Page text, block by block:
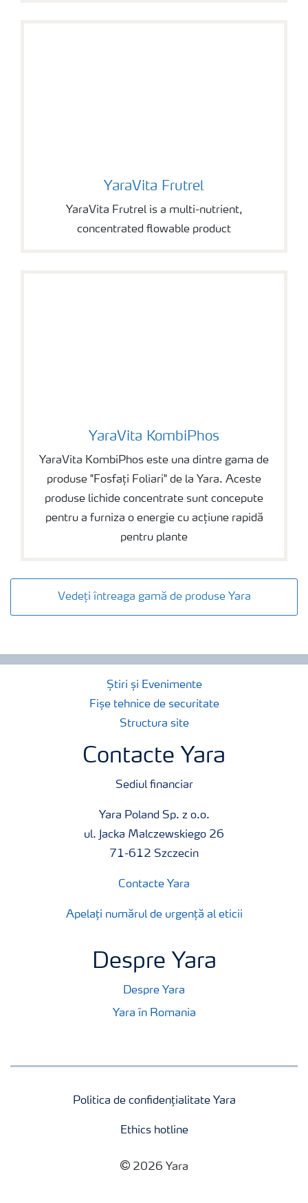
YaraVita Frutrel
YaraVita Frutrel
YaraVita Frutrel is a multi-nutrient,
concentrated flowable product
YaraVita KombiPhos
YaraVita KombiPhos
YaraVita KombiPhos este una dintre gama de
produse "Fosfați Foliari" de la Yara. Aceste
produse lichide concentrate sunt concepute
pentru a furniza o energie cu acțiune rapidă
pentru plante
Vedeți întreaga gamă de produse Yara
Știri și Evenimente
Fișe tehnice de securitate
Structura site
Contacte Yara
Sediul financiar
Yara Poland Sp. z o.o.
ul. Jacka Malczewskiego 26
71-612 Szczecin
Contacte Yara
Apelați numărul de urgență al eticii
Despre Yara
Despre Yara
Yara în Romania
Politica de confidențialitate Yara
Ethics hotline
2026 Yara